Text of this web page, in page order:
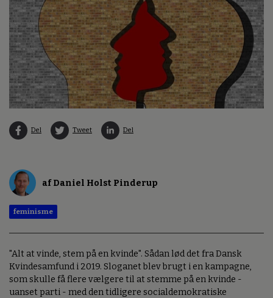
Del Tweet Del
af Daniel Holst Pinderup
feminisme
"Alt at vinde, stem på en kvinde". Sådan lød det fra Dansk
Kvindesamfund i 2019. Sloganet blev brugt i en kampagne,
som skulle få flere vælgere til at stemme på en kvinde -
uanset parti - med den tidligere socialdemokratiske